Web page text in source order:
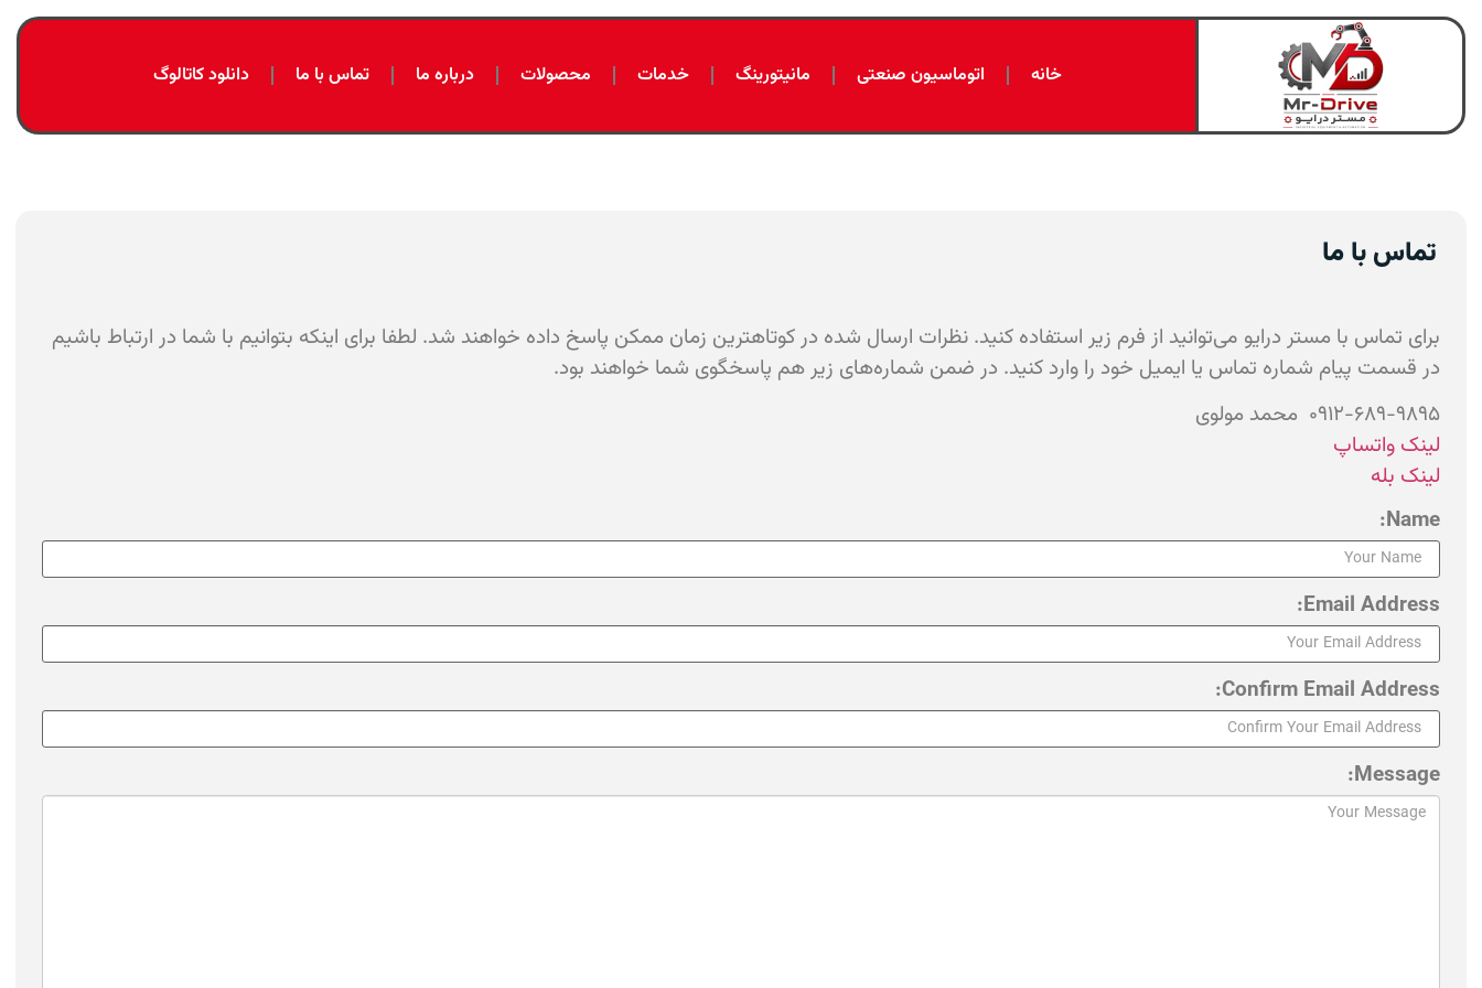
خانه اتوماسیون صنعتی مانیتورینگ خدمات محصولات درباره ما تماس با ما دانلود کاتالوگ
تماس با ما
برای تماس با مستر درایو می‌توانید از فرم زیر استفاده کنید. نظرات ارسال شده در کوتاهترین زمان ممکن پاسخ داده خواهند شد. لطفا برای اینکه بتوانیم با شما در ارتباط باشیم
در قسمت پیام شماره تماس یا ایمیل خود را وارد کنید. در ضمن شماره‌های زیر هم پاسخگوی شما خواهند بود.
۰۹۱۲-۶۸۹-۹۸۹۵ محمد مولوی
لینک واتساپ
لینک بله
Name:
Email Address:
Confirm Email Address:
Message: